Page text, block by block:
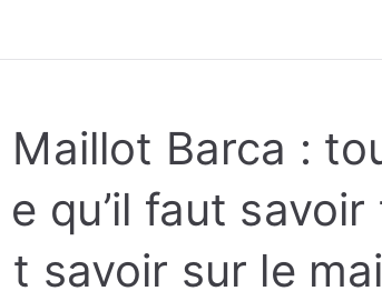
Maillot Barca :
e qu’il faut savoir
t savoir sur le